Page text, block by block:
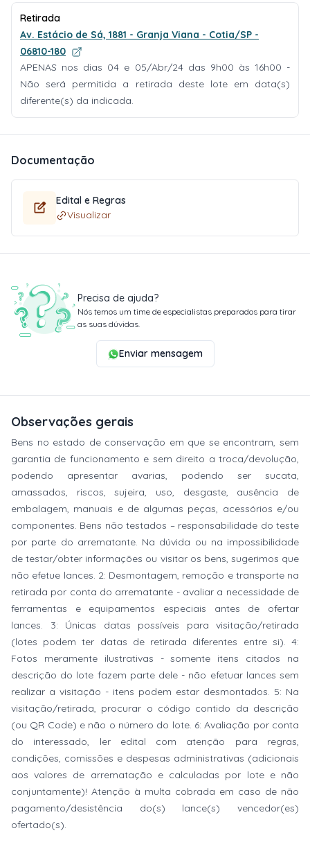
Retirada
Av. Estácio de Sá, 1881 - Granja Viana - Cotia/SP -
06810-180
APENAS nos dias 04 e 05/Abr/24 das 9h00 às 16h00 -
Não será permitida a retirada deste lote em data(s)
diferente(s) da indicada.
Documentação
Edital e Regras
Visualizar
Precisa de ajuda?
Nós temos um time de especialistas preparados para tirar
as suas dúvidas.
Enviar mensagem
Observações gerais
Bens no estado de conservação em que se encontram, sem
garantia de funcionamento e sem direito a troca/devolução,
podendo apresentar avarias, podendo ser sucata,
amassados, riscos, sujeira, uso, desgaste, ausência de
embalagem, manuais e de algumas peças, acessórios e/ou
componentes. Bens não testados – responsabilidade do teste
por parte do arrematante. Na dúvida ou na impossibilidade
de testar/obter informações ou visitar os bens, sugerimos que
não efetue lances. 2: Desmontagem, remoção e transporte na
retirada por conta do arrematante - avaliar a necessidade de
ferramentas e equipamentos especiais antes de ofertar
lances. 3: Únicas datas possíveis para visitação/retirada
(lotes podem ter datas de retirada diferentes entre si). 4:
Fotos meramente ilustrativas - somente itens citados na
descrição do lote fazem parte dele - não efetuar lances sem
realizar a visitação - itens podem estar desmontados. 5: Na
visitação/retirada, procurar o código contido da descrição
(ou QR Code) e não o número do lote. 6: Avaliação por conta
do interessado, ler edital com atenção para regras,
condições, comissões e despesas administrativas (adicionais
aos valores de arrematação e calculadas por lote e não
conjuntamente)! Atenção à multa cobrada em caso de não
pagamento/desistência do(s) lance(s) vencedor(es)
ofertado(s).